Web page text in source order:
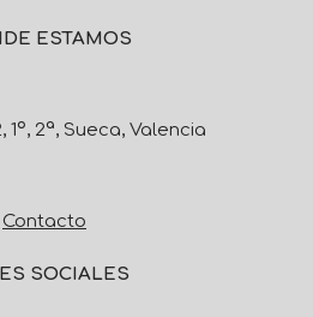
ESTAMOS
1º, 2ª, Sueca, Valencia
Contacto
SOCIALES